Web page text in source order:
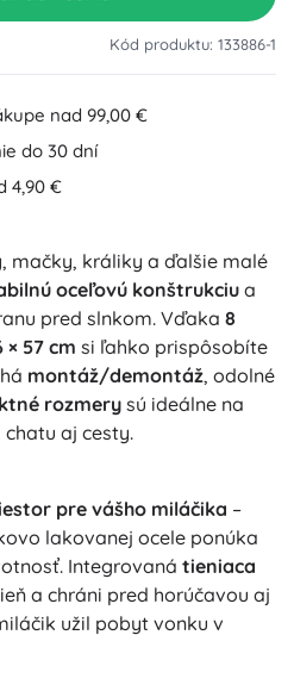
Kód produktu: 133886-1
nad 99,00 €
do 30 dní
4,90 €
mačky, králiky a ďalšie malé
oceľovú konštrukciua
pred slnkom. Vďaka 8
57 cm si ľahko prispôsobíte
montáž/demontáž, odolné
rozmerysú ideálne na
aj cesty.
pre vášho miláčika –
lakovanej ocele ponúka
Integrovaná tieniaca
a chráni pred horúčavou aj
užil pobyt vonku v